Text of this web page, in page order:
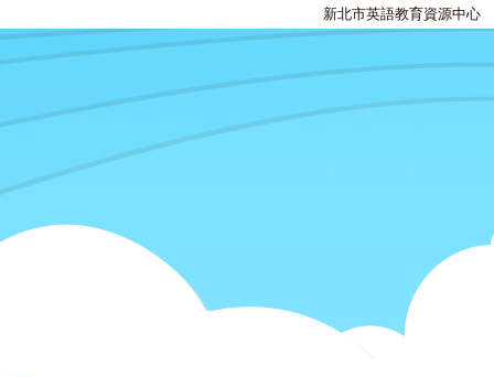
新北市英語教育資源中心